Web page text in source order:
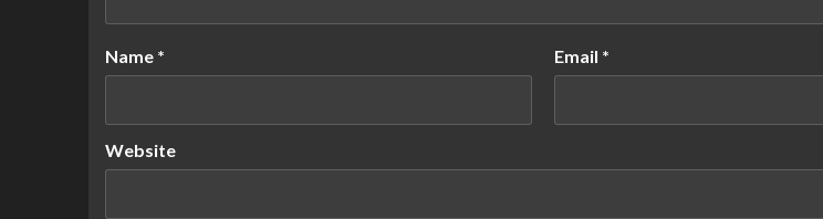
Name * Email *
Website